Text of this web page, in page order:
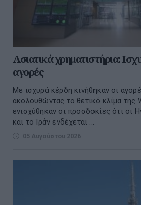
Ασιατικά χρηματιστήρια:
αγορές
Με ισχυρά κέρδη κινήθηκαν οι
ακολουθώντας το θετικό κλίμα της
ενισχύθηκαν οι προσδοκίες ότι οι
και το Ιράν ενδέχεται ...
05 Αυγούστου 2026